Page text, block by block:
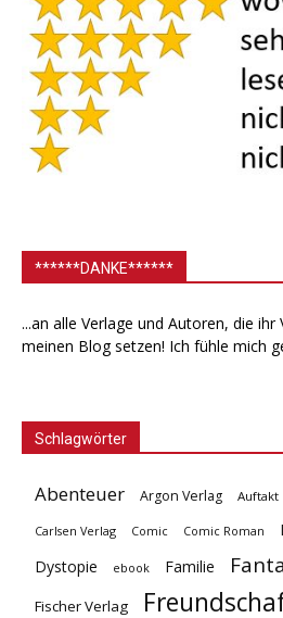
******DANKE******
...an alle Verlage und Autoren, die
meinen Blog setzen! Ich fühle mich
Schlagwörter
Abenteuer Argon Verlag Auftakt
Carlsen Verlag Comic Comic Roman
Dystopie ebook Familie
Fischer Verlag